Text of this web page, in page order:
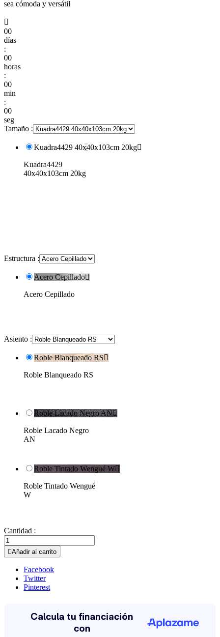
sea cómoda y versátil

00
días
:
00
horas
:
00
min
:
00
seg
Tamaño :
Kuadra4429 40x40x103cm 20kg
Kuadra4429
40x40x103cm 20kg
Estructura :
Acero Cepillado
Acero Cepillado
Asiento :
Roble Blanqueado RS
Roble Blanqueado RS
Roble Lacado Negro AN
Roble Lacado Negro
AN
Roble Tintado Wengué W
Roble Tintado Wengué
W
Cantidad :
Añadir al carrito
Facebook
Twitter
Pinterest